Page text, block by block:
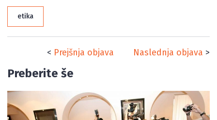
etika
< Prejšnja objava Naslednja objava >
Preberite še